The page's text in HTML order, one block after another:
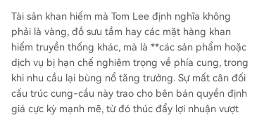
Tài sản khan hiếm mà Tom Lee định nghĩa không
phải là vàng, đồ sưu tầm hay các mặt hàng khan
hiếm truyền thống khác, mà là **các sản phẩm hoặc
dịch vụ bị hạn chế nghiêm trọng về phía cung, trong
khi nhu cầu lại bùng nổ tăng trưởng. Sự mất cân đối
cấu trúc cung-cầu này trao cho bên bán quyền định
giá cực kỳ mạnh mẽ, từ đó thúc đẩy lợi nhuận vượt